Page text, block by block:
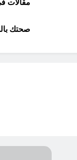
مقالات
صحتك